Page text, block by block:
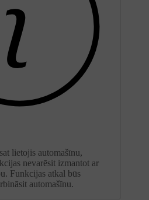
lietojis automašīnu,
nevarēsit izmantot ar
Funkcijas atkal būs
automašīnu.